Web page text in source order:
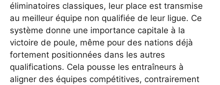
éliminatoires classiques, leur place est transmise
au meilleur équipe non qualifiée de leur ligue. Ce
système donne une importance capitale à la
victoire de poule, même pour des nations déjà
fortement positionnées dans les autres
qualifications. Cela pousse les entraîneurs à
aligner des équipes compétitives, contrairement